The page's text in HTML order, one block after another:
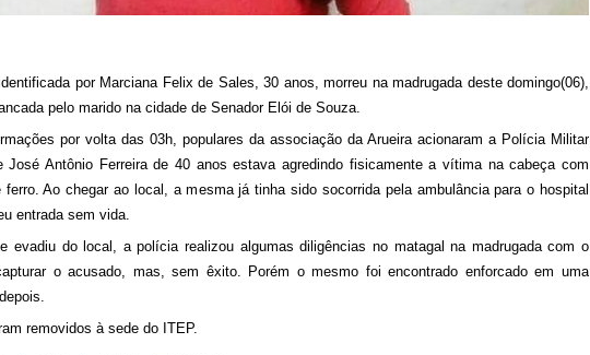
por Marciana Felix de Sales, 30 anos, morreu na madrugada deste domingo(06),
pelo marido na cidade de Senador Elói de Souza.
por volta das 03h, populares da associação da Arueira acionaram a Polícia Militar
José Antônio Ferreira de 40 anos estava agredindo fisicamente a vítima na cabeça com
ferro. Ao chegar ao local, a mesma já tinha sido socorrida pela ambulância para o hospital
entrada sem vida.
evadiu do local, a polícia realizou algumas diligências no matagal na madrugada com o
o acusado, mas, sem êxito. Porém o mesmo foi encontrado enforcado em uma
removidos à sede do ITEP.